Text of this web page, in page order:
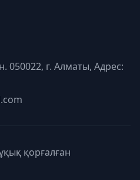
050022, г. Алматы, Адрес:
қорғалған